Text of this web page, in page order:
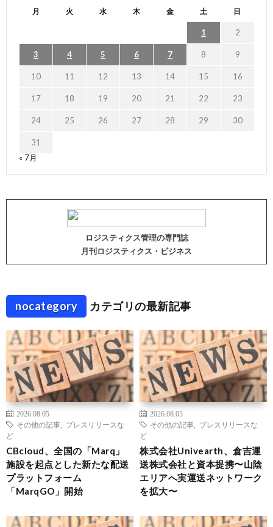
月 火 水 木 金 土 日
1 2
3 4 5 6 7 8 9
10 11 12 13 14 15 16
17 18 19 20 21 22 23
24 25 26 27 28 29 30
31
« 7月
ロジスティクス管理の専門誌
月刊ロジスティクス・ビジネス
nocategory カテゴリの最新記事
2026.08.05
その他の記事
プレスリリースな
ど
CBcloud、全国の「Marq」
施設を起点とした新たな配送
プラットフォーム
「MarqGO」開始
2026.08.05
その他の記事
プレスリリースな
ど
株式会社Univearth、倉吉運
送株式会社と資本提携〜山陰
エリアへ実運送ネットワーク
を拡大〜